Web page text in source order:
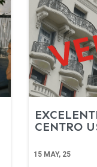
CENTRO
15 MAY, 25